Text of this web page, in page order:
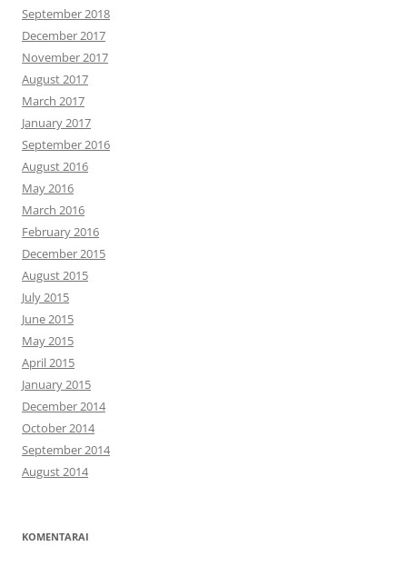
September 2018
December 2017
November 2017
August 2017
March 2017
January 2017
September 2016
August 2016
May 2016
March 2016
February 2016
December 2015
August 2015
July 2015
June 2015
May 2015
April 2015
January 2015
December 2014
October 2014
September 2014
August 2014
KOMENTARAI